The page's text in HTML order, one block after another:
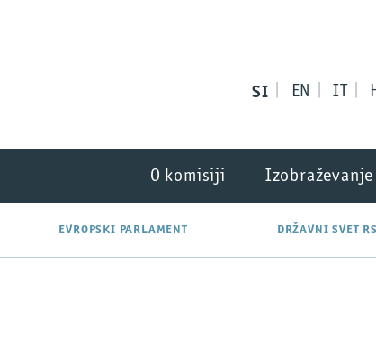
SI EN IT
EVROPSKI PARLAMENT DRŽAVNI SVET RS
O komisiji